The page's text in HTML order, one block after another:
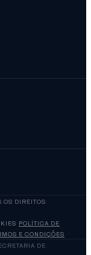
OS DIREITOS
POLÍTICA DE
E CONDIÇÕES
DE